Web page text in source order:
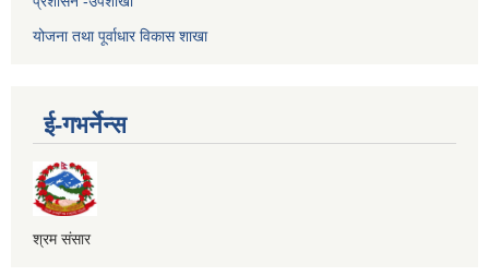
योजना तथा पूर्वाधार विकास शाखा
ई-गभर्नेन्स
श्रम संसार